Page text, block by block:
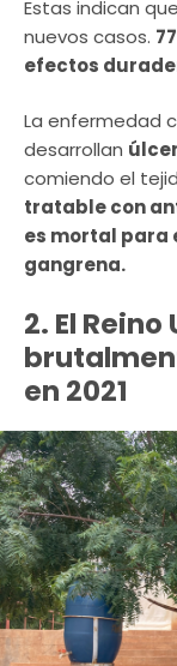
Estas indican
nuevos casos.
efectos
La enfermedad
desarrollan
comiendo el
tratable con
es mortal para
gangrena.
2. El
en 2021